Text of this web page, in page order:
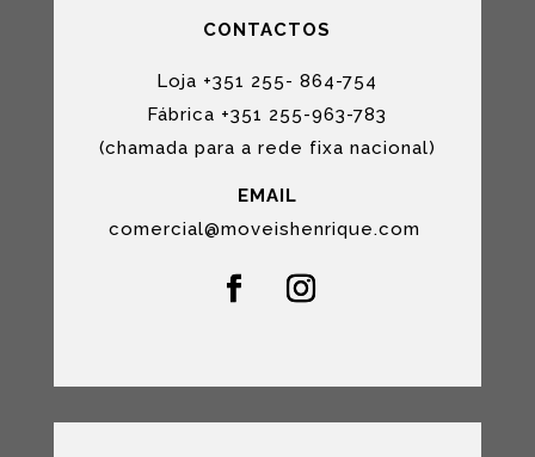
CONTACTOS
Loja +351 255- 864-754
Fábrica +351 255-963-783
(chamada para a rede fixa nacional)
EMAIL
comercial@moveishenrique.com